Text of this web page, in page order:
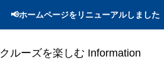
📢ホームページをリニューアルしました
クルーズを楽しむ Information